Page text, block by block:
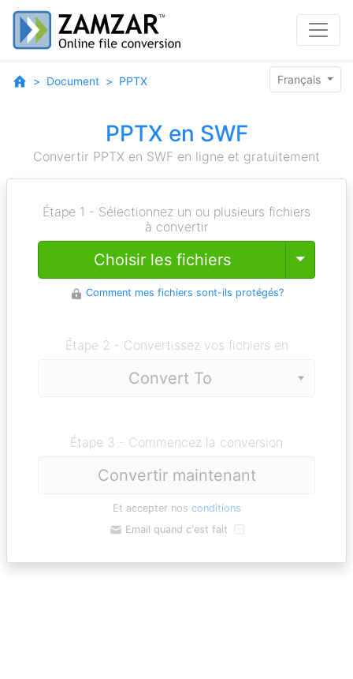
Document PPTX Français
PPTX en SWF
Convertir PPTX en SWF en ligne et gratuitement
Étape 1 - Sélectionnez un ou plusieurs fichiers
à convertir
Choisir les fichiers Toggle
Comment mes fichiers sont-ils protégés?
Étape 2 - Convertissez vos fichiers en
Étape 3 - Commencez la conversion
Convertir maintenant
Et accepter nos conditions
Email quand c'est fait